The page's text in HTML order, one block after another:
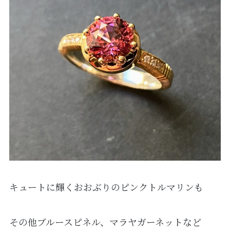
キュートに輝くおおぶりのピンクトルマリンも
その他ブルースピネル、マラヤガーネットなど